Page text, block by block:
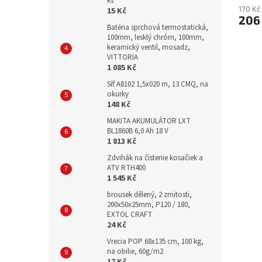
15 Kč
Batéria sprchová termostatická,
100mm, lesklý chróm, 100mm,
keramický ventil, mosadz,
VITTORIA
1 085 Kč
Síť A8102 1,5x020 m, 13 CMQ, na
okurky
148 Kč
MAKITA AKUMULÁTOR LXT
BL1860B 6,0 Ah 18 V
1 813 Kč
Zdvihák na čistenie kosačiek a
ATV RTH400
1 545 Kč
brousek dělený, 2 zrnitosti,
200x50x25mm, P120 / 180,
EXTOL CRAFT
24 Kč
Vrecia POP 68x135 cm, 100 kg,
na obilie, 60g/m2
170
206